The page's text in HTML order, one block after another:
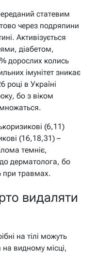
статевим
через подряпини
Активізується
діабетом,
дорослих колись
імунітет зникає
році в Україні
бо з віком
(6,11)
(16,18,31) –
темніє,
дерматолога, бо
при травмах.
видаляти
на тілі можуть
видному місці,